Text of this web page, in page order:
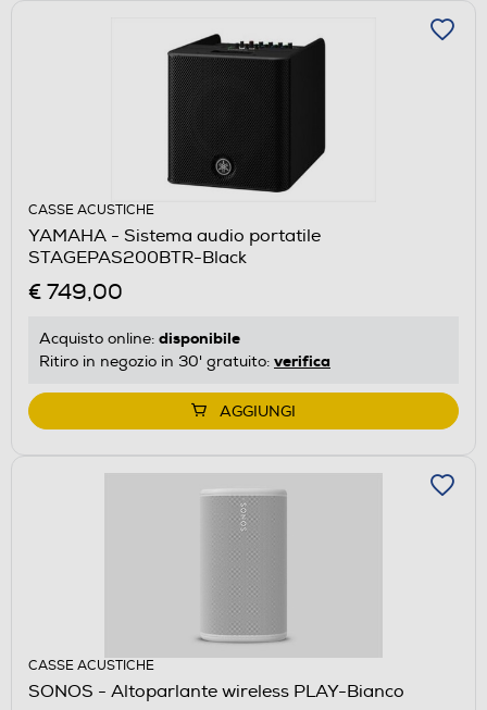
CASSE ACUSTICHE
YAMAHA - Sistema audio portatile
STAGEPAS200BTR-Black
€ 749,00
Acquisto online: disponibile
Ritiro in negozio in 30' gratuito: verifica
AGGIUNGI
CASSE ACUSTICHE
SONOS - Altoparlante wireless PLAY-Bianco